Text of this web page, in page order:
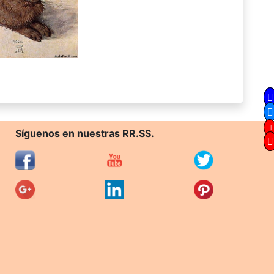
Síguenos en nuestras RR.SS.